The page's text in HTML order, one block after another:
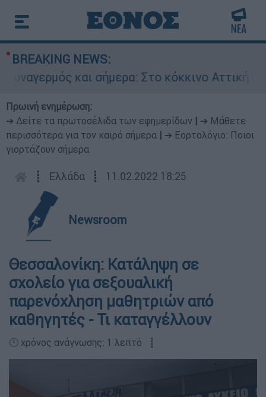
BREAKING NEWS:
και σήμερα: Στο κόκκινο Αττική και
Πρωινή ενημέρωση:
➔ Δείτε τα πρωτοσέλιδα των εφημερίδων
➔ Μάθετε
περισσότερα για τον καιρό σήμερα
➔ Εορτολόγιο: Ποιοι
γιορτάζουν σήμερα
┋ Ελλάδα ┋ 11.02.2022 18:25
Newsroom
Θεσσαλονίκη: Κατάληψη σε
σχολείο για σεξουαλική
παρενόχληση μαθητριών από
καθηγητές - Τι καταγγέλλουν
🕛 χρόνος ανάγνωσης: 1 λεπτό ┋